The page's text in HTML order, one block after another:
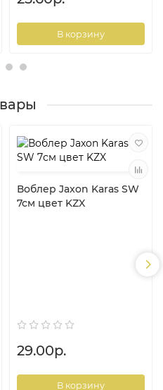
В корзину
Воблер Jaxon Karas SW
7см цвет KZX
29.00р.
В корзину